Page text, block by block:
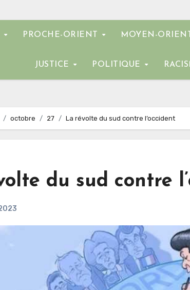
PROCHE-ORIENT MOYEN-
JUSTICE POLITIQUE
octobre 27 La révolte du sud contre l’occident
du sud contre